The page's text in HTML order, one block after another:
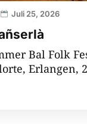
Juli 25, 2026
Bal Folk
Erlangen,